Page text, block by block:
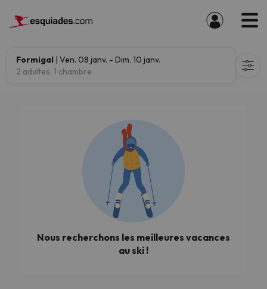
Formigal | Ven. 08 janv. - Dim. 10 janv.
2 adultes, 1 chambre
Nous recherchons les meilleures vacances
au ski !